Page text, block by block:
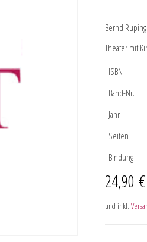
Bernd Ruping
Theater mit
ISBN
Band-Nr.
Jahr
Seiten
Bindung
24,90 €
und inkl.